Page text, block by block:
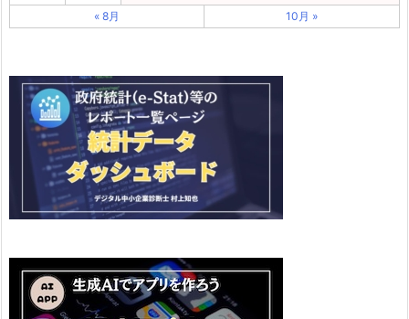
« 8月 10月 »